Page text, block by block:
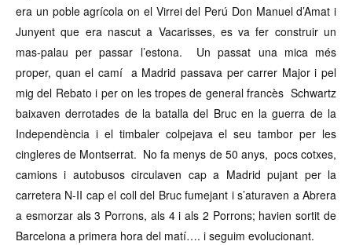
era un poble agrícola on el Virrei del Perú Don Manuel d’Amat i
Junyent que era nascut a Vacarisses, es va fer construir un
mas-palau per passar l’estona. Un passat una mica més
proper, quan el camí a Madrid passava per carrer Major i pel
mig del Rebato i per on les tropes de general francès Schwartz
baixaven derrotades de la batalla del Bruc en la guerra de la
Independència i el timbaler colpejava el seu tambor per les
cingleres de Montserrat. No fa menys de 50 anys, pocs cotxes,
camions i autobusos circulaven cap a Madrid pujant per la
carretera N-II cap el coll del Bruc fumejant i s’aturaven a Abrera
a esmorzar als 3 Porrons, als 4 i als 2 Porrons; havien sortit de
Barcelona a primera hora del matí…. i seguim evolucionant.